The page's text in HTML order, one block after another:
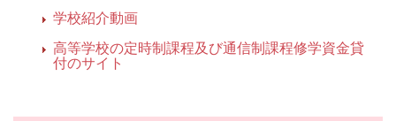
学校紹介動画
高等学校の定時制課程及び通信制課程修学資金貸
付のサイト